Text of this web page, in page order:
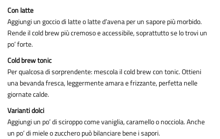
Con latte
Aggiungi un goccio di latte o latte d’avena per un sapore più morbido.
Rende il cold brew più cremoso e accessibile, soprattutto se lo trovi un
po’ forte.
Cold brew tonic
Per qualcosa di sorprendente: mescola il cold brew con tonic. Ottieni
una bevanda fresca, leggermente amara e frizzante, perfetta nelle
giornate calde.
Varianti dolci
Aggiungi un po’ di sciroppo come vaniglia, caramello o nocciola. Anche
un po’ di miele o zucchero può bilanciare bene i sapori.